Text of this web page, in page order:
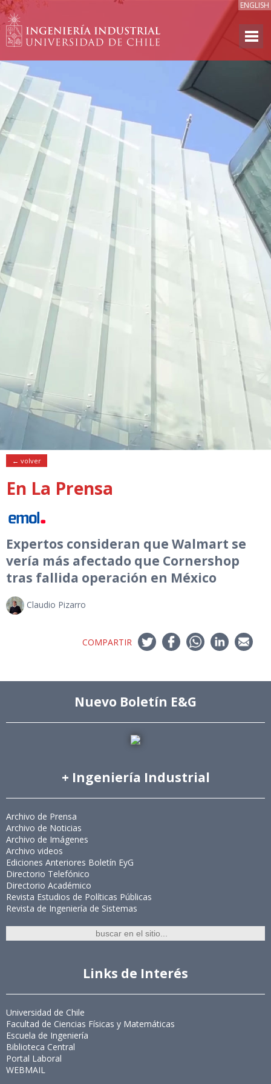
ENGLISH
← volver
En La Prensa
Expertos consideran que Walmart se
vería más afectado que Cornershop
tras fallida operación en México
Claudio Pizarro
COMPARTIR
Nuevo Boletín E&G
+ Ingeniería Industrial
Archivo de Prensa
Archivo de Noticias
Archivo de Imágenes
Archivo videos
Ediciones Anteriores Boletín EyG
Directorio Telefónico
Directorio Académico
Revista Estudios de Políticas Públicas
Revista de Ingeniería de Sistemas
Links de Interés
Universidad de Chile
Facultad de Ciencias Físicas y Matemáticas
Escuela de Ingeniería
Biblioteca Central
Portal Laboral
WEBMAIL